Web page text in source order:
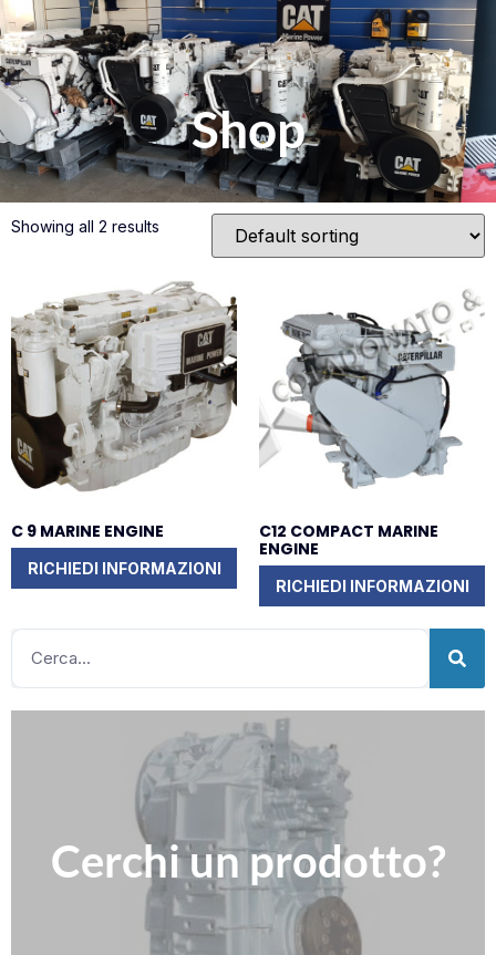
Shop
Showing all 2 results
C 9 MARINE ENGINE
RICHIEDI INFORMAZIONI
C12 COMPACT MARINE
ENGINE
RICHIEDI INFORMAZIONI
Cerchi un prodotto?
Contattaci
Compila il nostro modulo per richiedere informazioni
Clicca qui